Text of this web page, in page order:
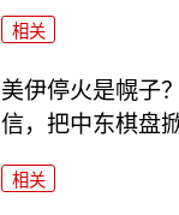
相关
美伊停火是幌子
信，把中东棋盘
相关